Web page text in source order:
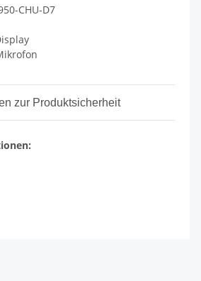
CHU-D7
zur Produktsicherheit